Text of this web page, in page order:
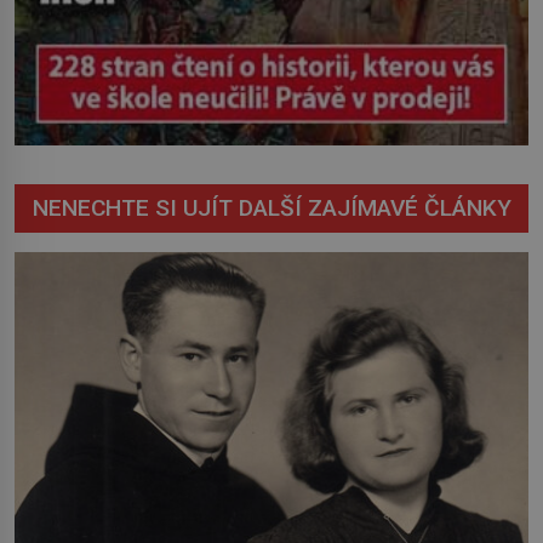
NENECHTE SI UJÍT DALŠÍ ZAJÍMAVÉ ČLÁNKY